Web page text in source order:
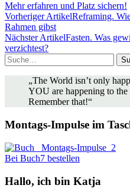
Mehr erfahren und Platz sichern!
Vorheriger ArtikelReframing.
Rahmen gibst
Nächster ArtikelFasten. Was
verzichtest?
Suche
„The World isn’t only
YOU are happening to
Remember that!“
Montags-Impulse im
Bei Buch7 bestellen
Hallo, ich bin Katja